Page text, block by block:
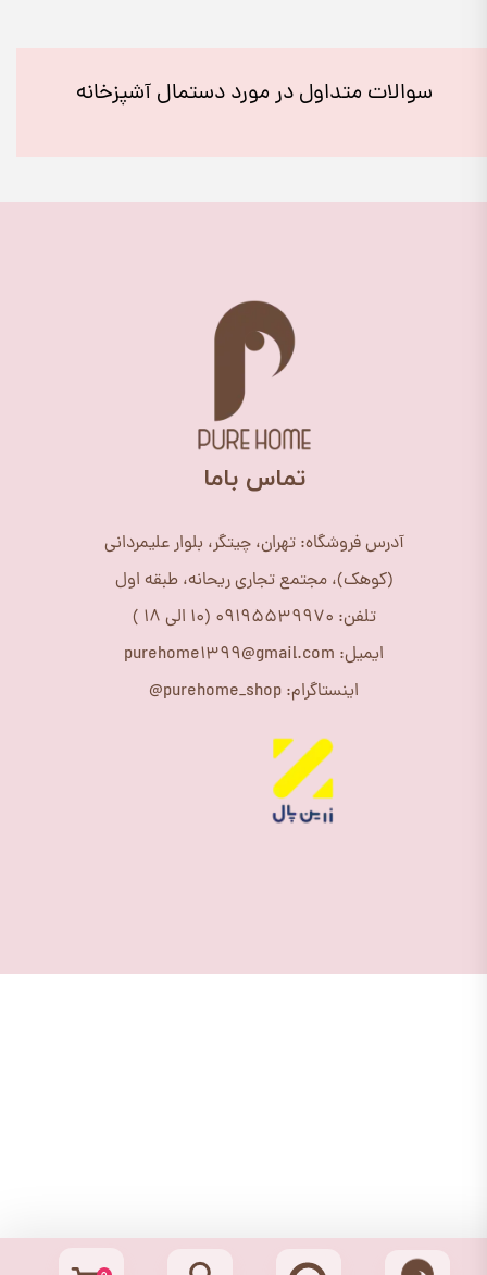
سوالات متداول در مورد دستمال آشپزخانه
​تماس باما
آدرس فروشگاه: تهران، چیتگر، بلوار علیمردانی
(کوهک)، مجتمع تجاری ریحانه، طبقه اول
تلفن: 09195539970 (10 الی 18 )
ایمیل: purehome1399@gmail.com
اینستاگرام: purehome_shop@